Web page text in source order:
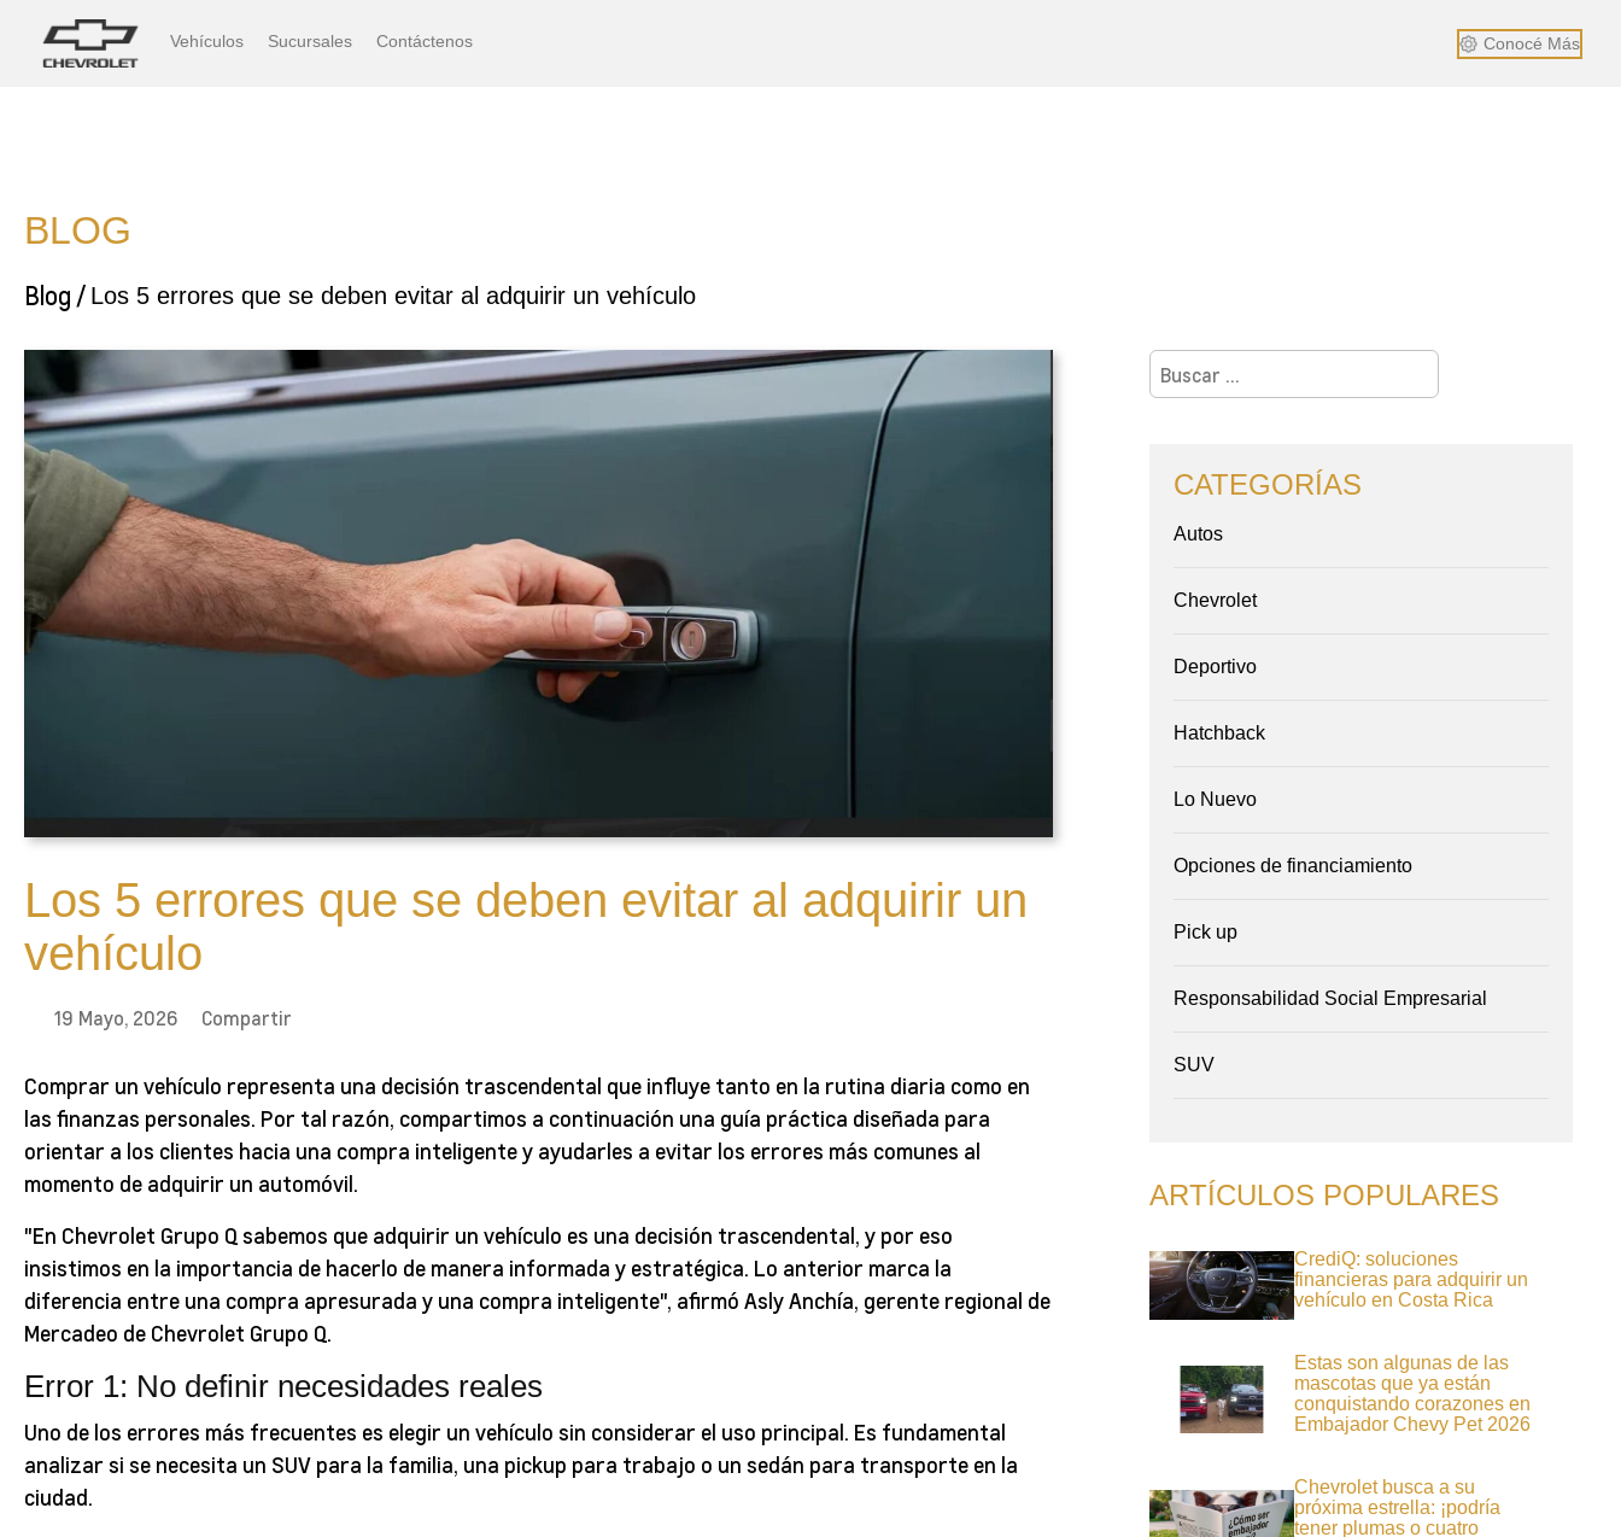
Vehículos Sucursales Contáctenos Conocé Más
BLOG
Blog / Los 5 errores que se deben evitar al adquirir un vehículo
Los 5 errores que se deben evitar al adquirir un
vehículo
19 Mayo, 2026 Compartir
Comprar un vehículo representa una decisión trascendental que influye tanto en la rutina diaria como en
las finanzas personales. Por tal razón, compartimos a continuación una guía práctica diseñada para
orientar a los clientes hacia una compra inteligente y ayudarles a evitar los errores más comunes al
momento de adquirir un automóvil.
"En Chevrolet Grupo Q sabemos que adquirir un vehículo es una decisión trascendental, y por eso
insistimos en la importancia de hacerlo de manera informada y estratégica. Lo anterior marca la
diferencia entre una compra apresurada y una compra inteligente", afirmó Asly Anchía, gerente regional de
Mercadeo de Chevrolet Grupo Q.
Error 1: No definir necesidades reales
Uno de los errores más frecuentes es elegir un vehículo sin considerar el uso principal. Es fundamental
analizar si se necesita un SUV para la familia, una pickup para trabajo o un sedán para transporte en la
ciudad.
Buscar:
CATEGORÍAS
Autos
Chevrolet
Deportivo
Hatchback
Lo Nuevo
Opciones de financiamiento
Pick up
Responsabilidad Social Empresarial
SUV
ARTÍCULOS POPULARES
CrediQ: soluciones
financieras para adquirir un
vehículo en Costa Rica
Estas son algunas de las
mascotas que ya están
conquistando corazones en
Embajador Chevy Pet 2026
Chevrolet busca a su
próxima estrella: ¡podría
tener plumas o cuatro